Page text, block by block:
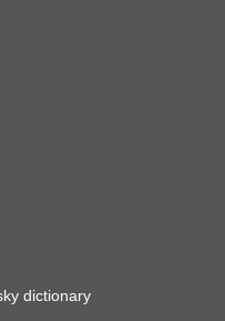
dictionary